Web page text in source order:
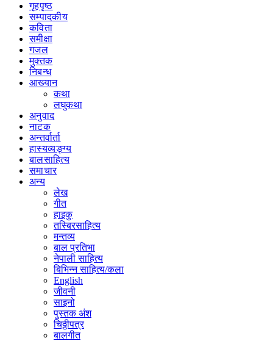
गृहपृष्‍ठ
सम्पादकीय
कविता
समीक्षा
गजल
मुक्तक
निबन्ध
आख्यान
कथा
लघुकथा
अनुवाद
नाटक
अन्तर्वार्ता
हास्यव्यङ्ग्य
बालसाहित्य
समाचार
अन्य
लेख
गीत
हाइकु
तस्बिरसाहित्य
मन्तव्य
बाल प्रतिभा
नेपाली साहित्य
बिभिन्न साहित्य/कला
English
जीवनी
साइनो
पुस्तक अंश
चिठ्ठीपत्र
बालगीत